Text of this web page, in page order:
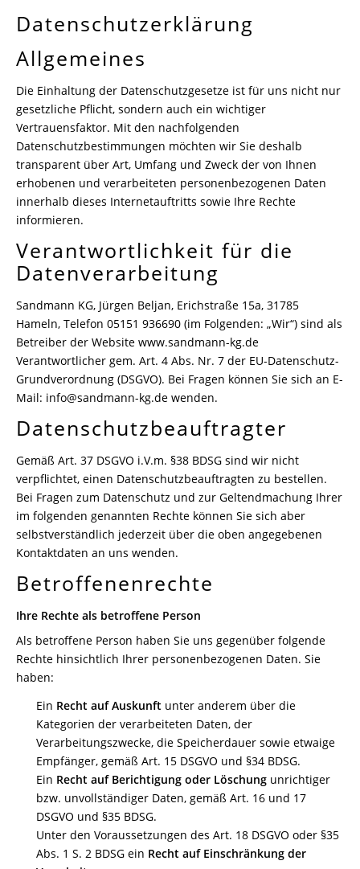
Datenschutzerklärung
Allgemeines
Die Einhaltung der Datenschutzgesetze ist für uns nicht nur
gesetzliche Pflicht, sondern auch ein wichtiger
Vertrauensfaktor. Mit den nachfolgenden
Datenschutzbestimmungen möchten wir Sie deshalb
transparent über Art, Umfang und Zweck der von Ihnen
erhobenen und verarbeiteten personenbezogenen Daten
innerhalb dieses Internetauftritts sowie Ihre Rechte
informieren.
Verantwortlichkeit für die
Datenverarbeitung
Sandmann KG, Jürgen Beljan, Erichstraße 15a, 31785
Hameln, Telefon 05151 936690 (im Folgenden: „Wir“) sind als
Betreiber der Website www.sandmann-kg.de
Verantwortlicher gem. Art. 4 Abs. Nr. 7 der EU-Datenschutz-
Grundverordnung (DSGVO). Bei Fragen können Sie sich an E-
Mail: info@sandmann-kg.de wenden.
Datenschutzbeauftragter
Gemäß Art. 37 DSGVO i.V.m. §38 BDSG sind wir nicht
verpflichtet, einen Datenschutzbeauftragten zu bestellen.
Bei Fragen zum Datenschutz und zur Geltendmachung Ihrer
im folgenden genannten Rechte können Sie sich aber
selbstverständlich jederzeit über die oben angegebenen
Kontaktdaten an uns wenden.
Betroffenenrechte
Ihre Rechte als betroffene Person
Als betroffene Person haben Sie uns gegenüber folgende
Rechte hinsichtlich Ihrer personenbezogenen Daten. Sie
haben:
Ein Recht auf Auskunft unter anderem über die
Kategorien der verarbeiteten Daten, der
Verarbeitungszwecke, die Speicherdauer sowie etwaige
Empfänger, gemäß Art. 15 DSGVO und §34 BDSG.
Ein Recht auf Berichtigung oder Löschung unrichtiger
bzw. unvollständiger Daten, gemäß Art. 16 und 17
DSGVO und §35 BDSG.
Unter den Voraussetzungen des Art. 18 DSGVO oder §35
Abs. 1 S. 2 BDSG ein Recht auf Einschränkung der